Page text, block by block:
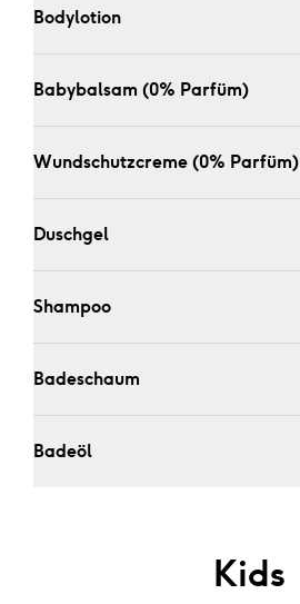
Babybalsam (0% Parfüm)
Wundschutzcreme (0% Parfüm)
Shampoo
Kids